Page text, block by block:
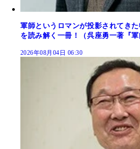
軍師というロマンが投影されてき
を読み解く一冊！（呉座勇一著『軍
2026年08月04日 06:30